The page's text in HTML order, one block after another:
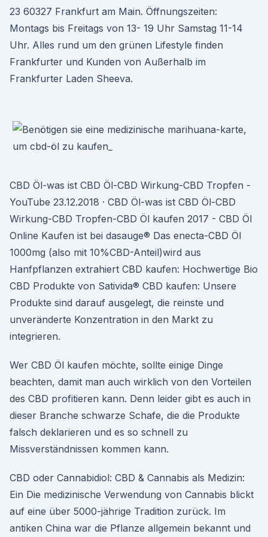
23 60327 Frankfurt am Main. Öffnungszeiten:
Montags bis Freitags von 13- 19 Uhr Samstag 11-14
Uhr. Alles rund um den grünen Lifestyle finden
Frankfurter und Kunden von Außerhalb im
Frankfurter Laden Sheeva.
CBD Öl-was ist CBD Öl-CBD Wirkung-CBD Tropfen -
YouTube 23.12.2018 · CBD Öl-was ist CBD Öl-CBD
Wirkung-CBD Tropfen-CBD Öl kaufen 2017 - CBD Öl
Online Kaufen ist bei dasauge® Das enecta-CBD Öl
1000mg (also mit 10%CBD-Anteil)wird aus
Hanfpflanzen extrahiert CBD kaufen: Hochwertige Bio
CBD Produkte von Sativida® CBD kaufen: Unsere
Produkte sind darauf ausgelegt, die reinste und
unveränderte Konzentration in den Markt zu
integrieren.
Wer CBD Öl kaufen möchte, sollte einige Dinge
beachten, damit man auch wirklich von den Vorteilen
des CBD profitieren kann. Denn leider gibt es auch in
dieser Branche schwarze Schafe, die die Produkte
falsch deklarieren und es so schnell zu
Missverständnissen kommen kann.
CBD oder Cannabidiol: CBD & Cannabis als Medizin:
Ein Die medizinische Verwendung von Cannabis blickt
auf eine über 5000-jährige Tradition zurück. Im
antiken China war die Pflanze allgemein bekannt und